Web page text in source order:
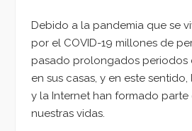
Debido a la pandemia que se
por el COVID-19 millones de
pasado prolongados periodos
en sus casas, y en este
y la Internet han formado parte
nuestras vidas.